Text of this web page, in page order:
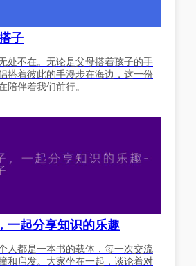
子
处不在。无论是父母搭着孩子的手
搭着彼此的手漫步在海边，这一份
陪伴着我们前行。
一起分享知识的乐趣
人都是一本书的载体，每一次交流
和启发。大家坐在一起，谈论着对